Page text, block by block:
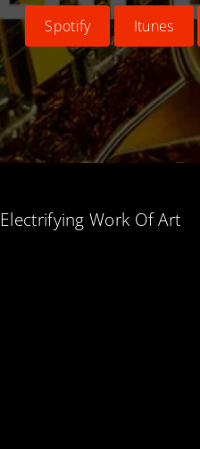
Spotify Itunes
Electrifying Work Of Art